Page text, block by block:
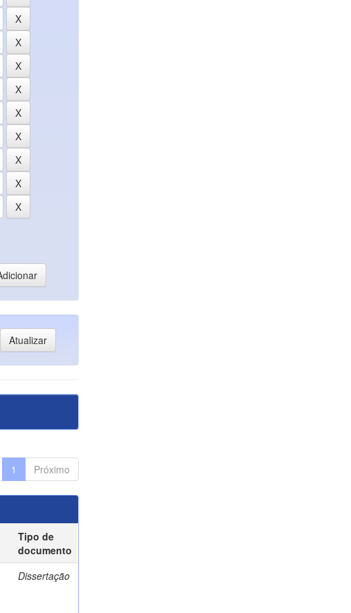
1 Próximo
Tipo de
documento
Dissertação